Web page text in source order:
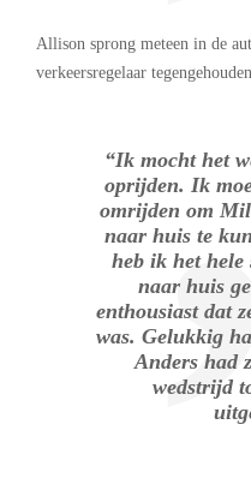
Allison sprong meteen in de
verkeersregelaar
“Ik mocht het
oprijden. Ik
omrijden om
naar huis te
heb ik het
naar huis
enthousiast dat
was. Gelukkig
Anders had
wedstrijd